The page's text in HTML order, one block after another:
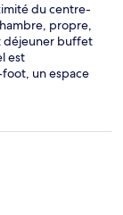
du centre-
propre,
déjeuner buffet
est
un espace